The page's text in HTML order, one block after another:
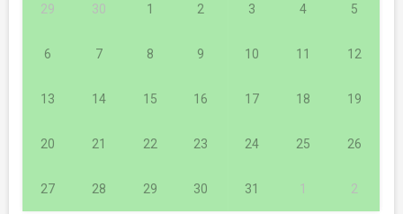
29 30 1 2 3 4 5
6 7 8 9 10 11 12
13 14 15 16 17 18 19
20 21 22 23 24 25 26
27 28 29 30 31 1 2